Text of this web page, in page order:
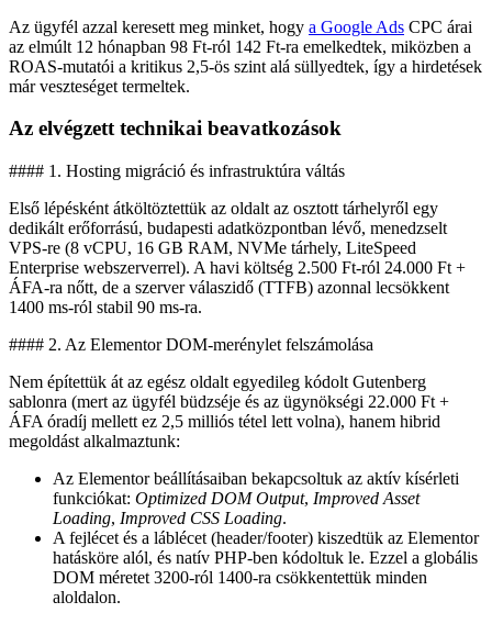
Az ügyfél azzal keresett meg minket, hogy a Google Ads CPC árai
az elmúlt 12 hónapban 98 Ft-ról 142 Ft-ra emelkedtek, miközben a
ROAS-mutatói a kritikus 2,5-ös szint alá süllyedtek, így a hirdetések
már veszteséget termeltek.
Az elvégzett technikai beavatkozások
#### 1. Hosting migráció és infrastruktúra váltás
Első lépésként átköltöztettük az oldalt az osztott tárhelyről egy
dedikált erőforrású, budapesti adatközpontban lévő, menedzselt
VPS-re (8 vCPU, 16 GB RAM, NVMe tárhely, LiteSpeed
Enterprise webszerverrel). A havi költség 2.500 Ft-ról 24.000 Ft +
ÁFA-ra nőtt, de a szerver válaszidő (TTFB) azonnal lecsökkent
1400 ms-ról stabil 90 ms-ra.
#### 2. Az Elementor DOM-merénylet felszámolása
Nem építettük át az egész oldalt egyedileg kódolt Gutenberg
sablonra (mert az ügyfél büdzséje és az ügynökségi 22.000 Ft +
ÁFA óradíj mellett ez 2,5 milliós tétel lett volna), hanem hibrid
megoldást alkalmaztunk:
Az Elementor beállításaiban bekapcsoltuk az aktív kísérleti
funkciókat: Optimized DOM Output, Improved Asset
Loading, Improved CSS Loading.
A fejlécet és a láblécet (header/footer) kiszedtük az Elementor
hatásköre alól, és natív PHP-ben kódoltuk le. Ezzel a globális
DOM méretet 3200-ról 1400-ra csökkentettük minden
aloldalon.